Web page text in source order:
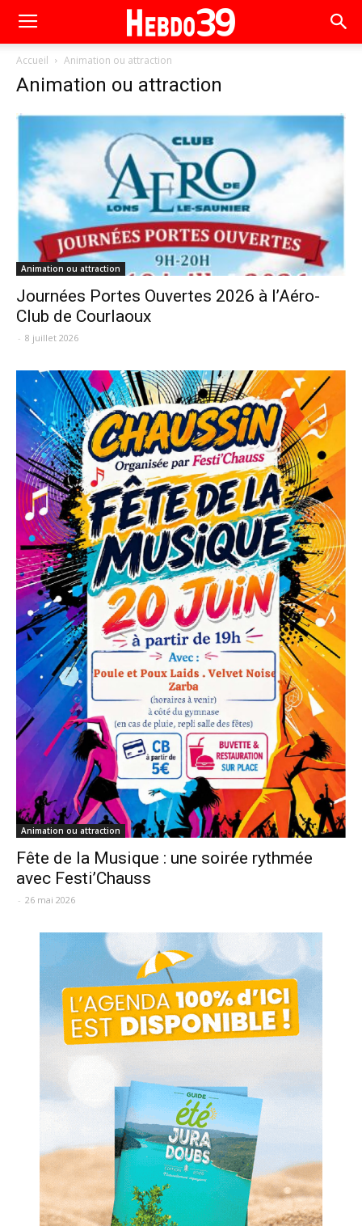
Accueil Animation ou attraction
Animation ou attraction
Animation ou attraction
Journées Portes Ouvertes 2026 à l’Aéro-
Club de Courlaoux
- 8 juillet 2026
Animation ou attraction
Fête de la Musique : une soirée rythmée
avec Festi’Chauss
- 26 mai 2026